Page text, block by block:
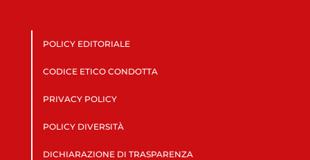
POLICY EDITORIALE
CODICE ETICO CONDOTTA
PRIVACY POLICY
POLICY DIVERSITÀ
DICHIARAZIONE DI TRASPARENZA